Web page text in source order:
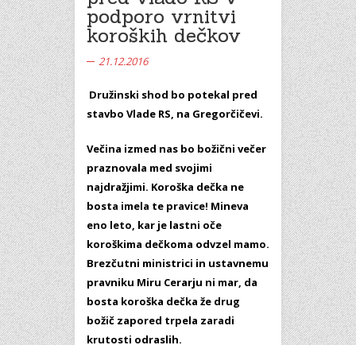
podporo vrnitvi
koroških dečkov
21.12.2016
Družinski shod bo potekal pred
stavbo Vlade RS, na Gregorčičevi.
Večina izmed nas bo božični večer
praznovala med svojimi
najdražjimi. Koroška dečka ne
bosta imela te pravice! Mineva
eno leto, kar je lastni oče
koroškima dečkoma odvzel mamo.
Brezčutni ministrici in ustavnemu
pravniku Miru Cerarju ni mar, da
bosta koroška dečka že drug
božič zapored trpela zaradi
krutosti odraslih.